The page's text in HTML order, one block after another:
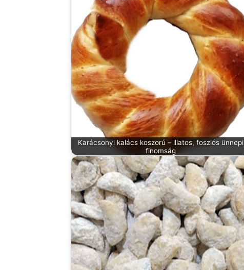
Karácsonyi kalács koszorú – illatos, foszlós ünnepi
finomság